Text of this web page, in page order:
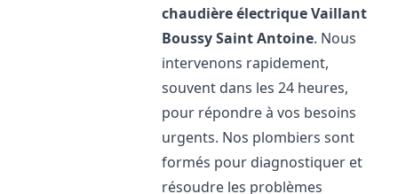
chaudière électrique Vaillant
Boussy Saint Antoine. Nous
intervenons rapidement,
souvent dans les 24 heures,
pour répondre à vos besoins
urgents. Nos plombiers sont
formés pour diagnostiquer et
résoudre les problèmes